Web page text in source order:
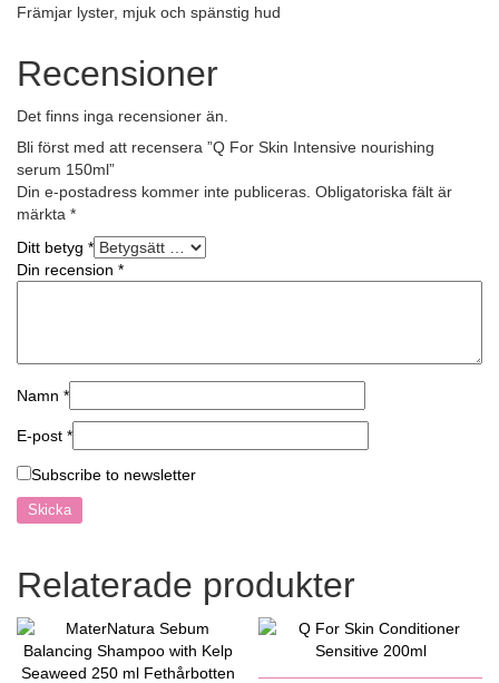
Främjar lyster, mjuk och spänstig hud
Recensioner
Det finns inga recensioner än.
Bli först med att recensera ”Q For Skin Intensive nourishing
serum 150ml”
Din e-postadress kommer inte publiceras. Obligatoriska fält är
märkta *
Ditt betyg *
Din recension *
Namn *
E-post *
Subscribe to newsletter
Relaterade produkter